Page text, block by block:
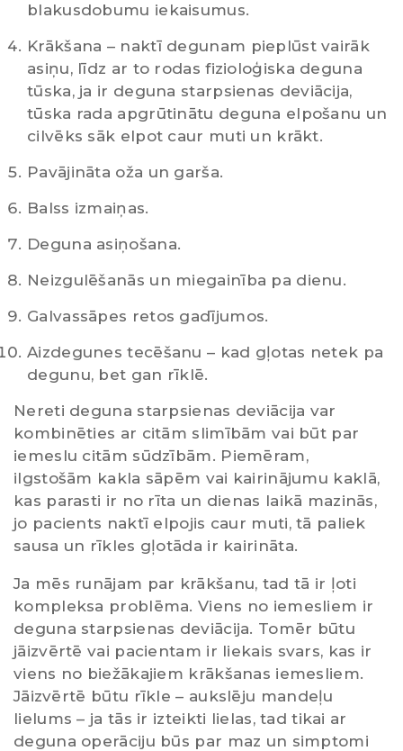
blakusdobumu iekaisumus.
Krākšana – naktī degunam pieplūst vairāk
asiņu, līdz ar to rodas fizioloģiska deguna
tūska, ja ir deguna starpsienas deviācija,
tūska rada apgrūtinātu deguna elpošanu un
cilvēks sāk elpot caur muti un krākt.
Pavājināta oža un garša.
Balss izmaiņas.
Deguna asiņošana.
Neizgulēšanās un miegainība pa dienu.
Galvassāpes retos gadījumos.
Aizdegunes tecēšanu – kad gļotas netek pa
degunu, bet gan rīklē.
Nereti deguna starpsienas deviācija var
kombinēties ar citām slimībām vai būt par
iemeslu citām sūdzībām. Piemēram,
ilgstošām kakla sāpēm vai kairinājumu kaklā,
kas parasti ir no rīta un dienas laikā mazinās,
jo pacients naktī elpojis caur muti, tā paliek
sausa un rīkles gļotāda ir kairināta.
Ja mēs runājam par krākšanu, tad tā ir ļoti
kompleksa problēma. Viens no iemesliem ir
deguna starpsienas deviācija. Tomēr būtu
jāizvērtē vai pacientam ir liekais svars, kas ir
viens no biežākajiem krākšanas iemesliem.
Jāizvērtē būtu rīkle – aukslēju mandeļu
lielums – ja tās ir izteikti lielas, tad tikai ar
deguna operāciju būs par maz un simptomi